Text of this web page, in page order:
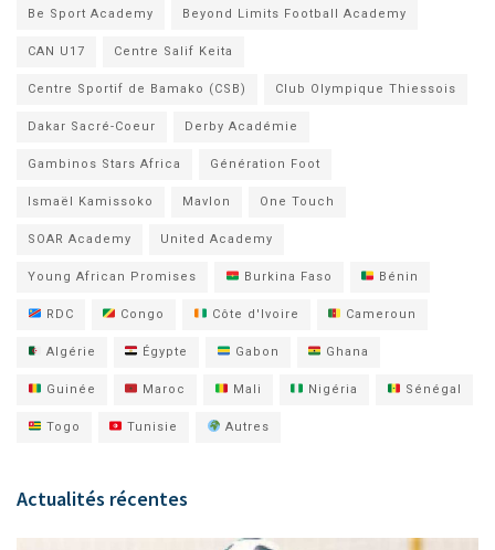
Be Sport Academy Beyond Limits Football Academy
CAN U17 Centre Salif Keita
Centre Sportif de Bamako (CSB) Club Olympique Thiessois
Dakar Sacré-Coeur Derby Académie
Gambinos Stars Africa Génération Foot
Ismaël Kamissoko Mavlon One Touch
SOAR Academy United Academy
Young African Promises Burkina Faso Bénin
RDC Congo Côte d'Ivoire Cameroun
Algérie Égypte Gabon Ghana
Guinée Maroc Mali Nigéria Sénégal
Togo Tunisie Autres
Actualités récentes